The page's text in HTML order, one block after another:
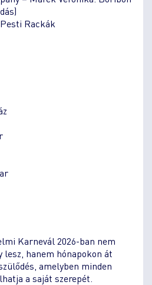
Rackák
Karnevál 2026-ban nem
lesz, hanem hónapokon át
amelyben minden
a saját szerepét.